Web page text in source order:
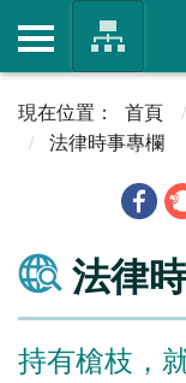
首頁
法律時事專欄
法律
持有槍枝，